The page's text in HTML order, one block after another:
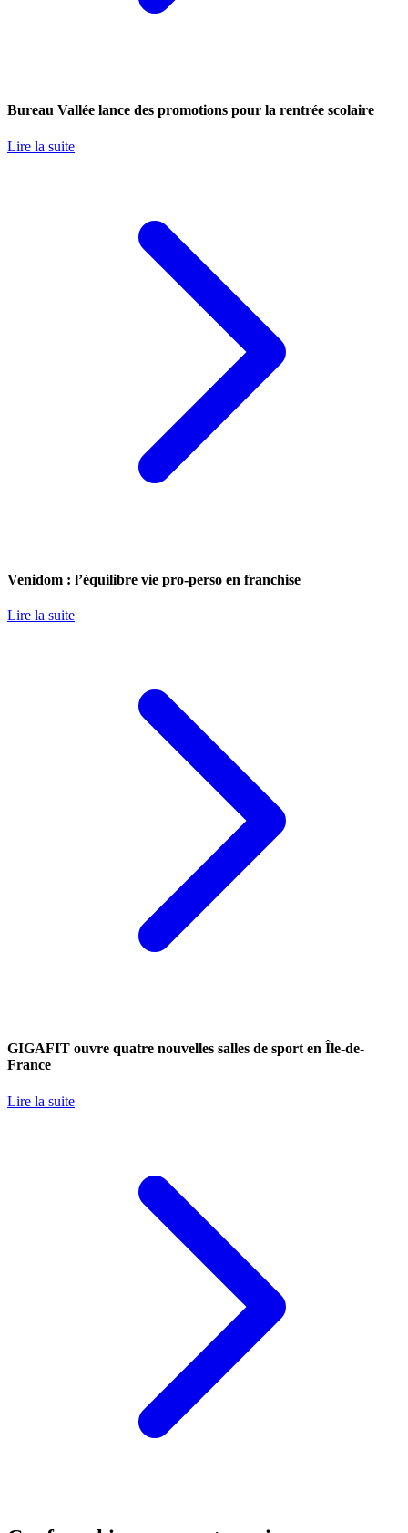
Bureau Vallée lance des promotions pour la rentrée scolaire
Lire la suite
Venidom : l’équilibre vie pro-perso en franchise
Lire la suite
GIGAFIT ouvre quatre nouvelles salles de sport en Île-de-
France
Lire la suite